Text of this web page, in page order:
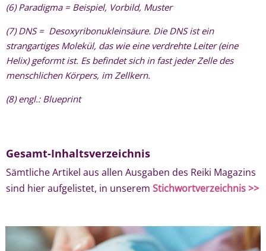
(6) Paradigma = Beispiel, Vorbild, Muster
(7) DNS = Desoxyribonukleinsäure. Die DNS ist ein
strangartiges Molekül, das wie eine verdrehte Leiter (eine
Helix) geformt ist. Es befindet sich in fast jeder Zelle des
menschlichen Körpers, im Zellkern.
(8) engl.: Blueprint
Gesamt-Inhaltsverzeichnis
Sämtliche Artikel aus allen Ausgaben des Reiki Magazins
sind hier aufgelistet, in unserem Stichwortverzeichnis >>